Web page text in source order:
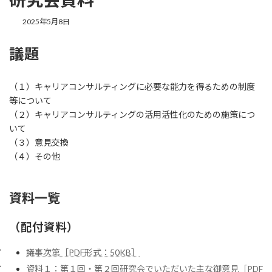
2025年5月8日
:
議題
（１）キャリアコンサルティングに必要な能力を得るための制度
等について
（２）キャリアコンサルティングの活用活性化のための施策につ
いて
（３）意見交換
（４）その他
資料一覧
（配付資料）
議事次第［PDF形式：50KB］
資料１：第１回・第２回研究会でいただいた主な御意見［PDF